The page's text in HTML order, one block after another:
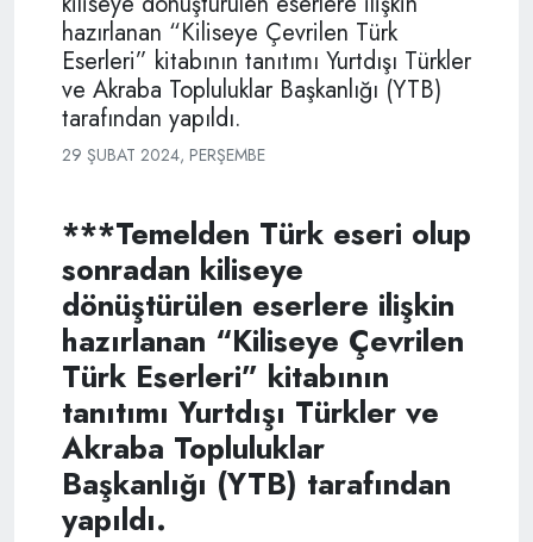
hazırlanan “Kiliseye Çevrilen Türk
Eserleri” kitabının tanıtımı Yurtdışı Türkler
ve Akraba Topluluklar Başkanlığı (YTB)
tarafından yapıldı.
29 ŞUBAT 2024, PERŞEMBE
***Temelden Türk eseri olup
sonradan kiliseye
dönüştürülen eserlere ilişkin
hazırlanan “Kiliseye Çevrilen
Türk Eserleri” kitabının
tanıtımı Yurtdışı Türkler ve
Akraba Topluluklar
Başkanlığı (YTB) tarafından
yapıldı.